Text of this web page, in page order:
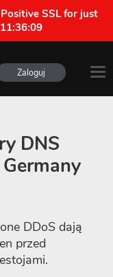
SSL for just
Zaloguj
DNS
DDoS dają
przed